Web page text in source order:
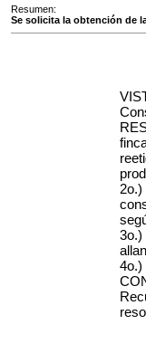
Resumen:
Se solicita la obtención de
3o.)
4o.)